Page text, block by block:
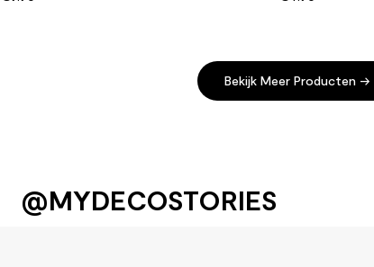
Bekijk Meer Producten →
@MYDECOSTORIES